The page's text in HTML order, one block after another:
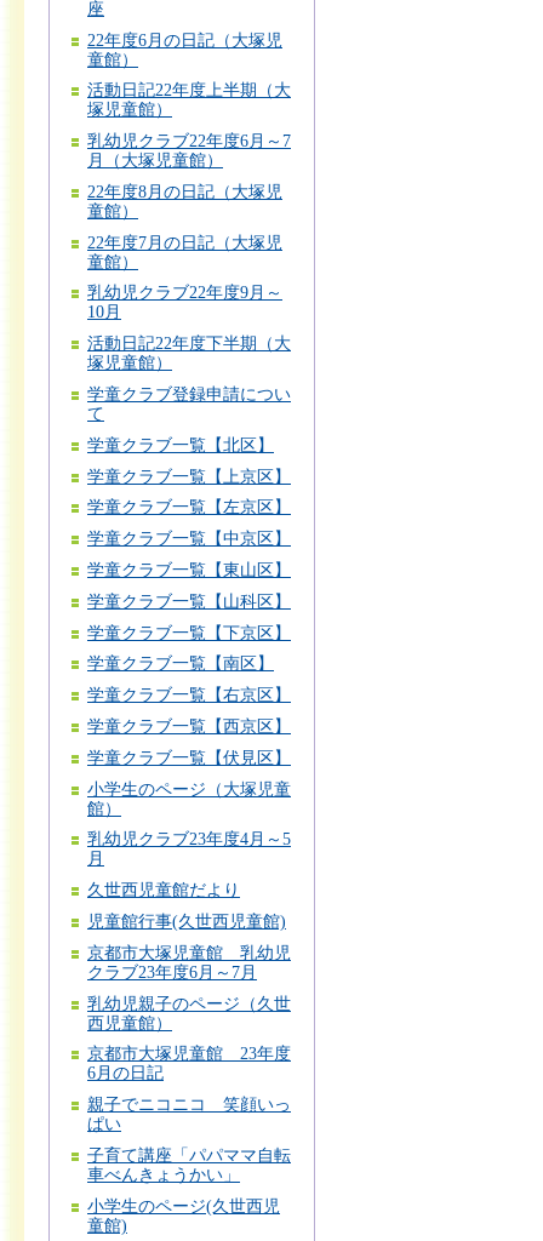
座
22年度6月の日記（大塚児
童館）
活動日記22年度上半期（大
塚児童館）
乳幼児クラブ22年度6月～7
月（大塚児童館）
22年度8月の日記（大塚児
童館）
22年度7月の日記（大塚児
童館）
乳幼児クラブ22年度9月～
10月
活動日記22年度下半期（大
塚児童館）
学童クラブ登録申請につい
て
学童クラブ一覧【北区】
学童クラブ一覧【上京区】
学童クラブ一覧【左京区】
学童クラブ一覧【中京区】
学童クラブ一覧【東山区】
学童クラブ一覧【山科区】
学童クラブ一覧【下京区】
学童クラブ一覧【南区】
学童クラブ一覧【右京区】
学童クラブ一覧【西京区】
学童クラブ一覧【伏見区】
小学生のページ（大塚児童
館）
乳幼児クラブ23年度4月～5
月
久世西児童館だより
児童館行事(久世西児童館)
京都市大塚児童館 乳幼児
クラブ23年度6月～7月
乳幼児親子のページ（久世
西児童館）
京都市大塚児童館 23年度
6月の日記
親子でニコニコ 笑顔いっ
ぱい
子育て講座「パパママ自転
車べんきょうかい」
小学生のページ(久世西児
童館)